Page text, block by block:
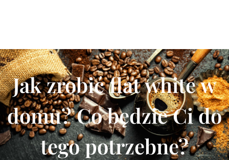
Jak zrobić flat white w
domu? Co będzie Ci do
tego potrzebne?